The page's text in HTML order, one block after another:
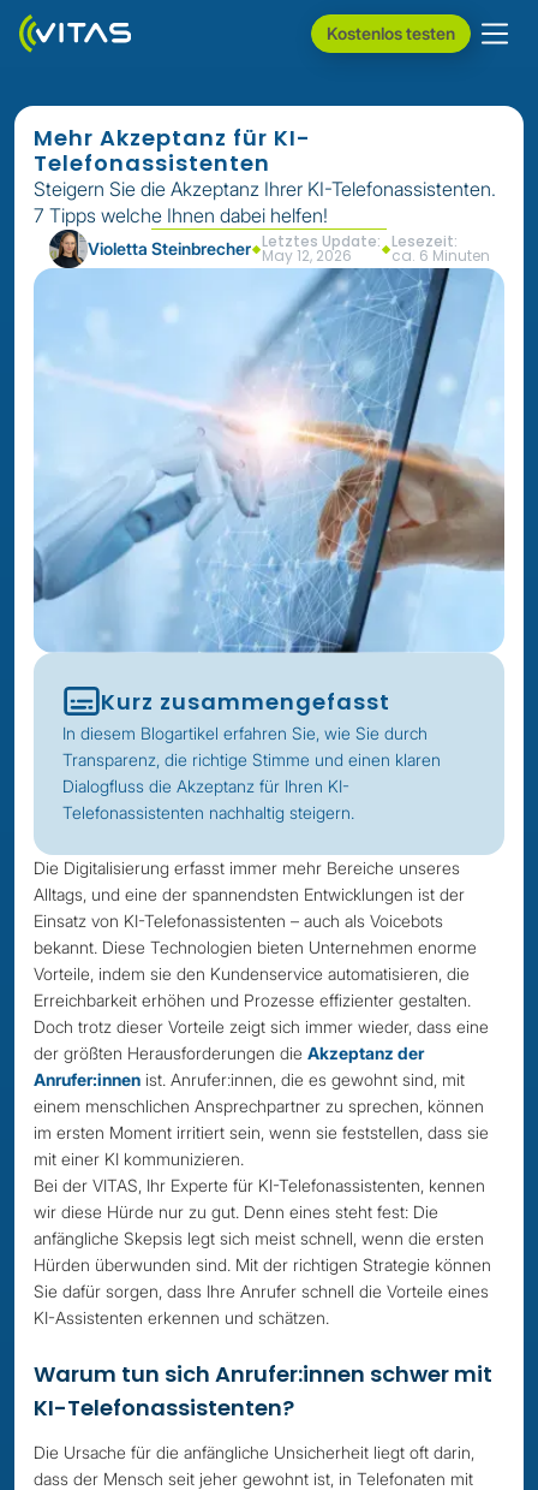
Kostenlos testen
Mehr Akzeptanz für KI-
Telefonassistenten
Steigern Sie die Akzeptanz Ihrer KI-Telefonassistenten.
7 Tipps welche Ihnen dabei helfen!
Violetta Steinbrecher Letztes Update:
May 12, 2026
Lesezeit:
ca. 6 Minuten
Kurz zusammengefasst
In diesem Blogartikel erfahren Sie, wie Sie durch
Transparenz, die richtige Stimme und einen klaren
Dialogfluss die Akzeptanz für Ihren KI-
Telefonassistenten nachhaltig steigern.
Die Digitalisierung erfasst immer mehr Bereiche unseres
Alltags, und eine der spannendsten Entwicklungen ist der
Einsatz von KI-Telefonassistenten – auch als Voicebots
bekannt. Diese Technologien bieten Unternehmen enorme
Vorteile, indem sie den Kundenservice automatisieren, die
Erreichbarkeit erhöhen und Prozesse effizienter gestalten.
Doch trotz dieser Vorteile zeigt sich immer wieder, dass eine
der größten Herausforderungen die Akzeptanz der
Anrufer:innen ist. Anrufer:innen, die es gewohnt sind, mit
einem menschlichen Ansprechpartner zu sprechen, können
im ersten Moment irritiert sein, wenn sie feststellen, dass sie
mit einer KI kommunizieren.
Bei der VITAS, Ihr Experte für KI-Telefonassistenten, kennen
wir diese Hürde nur zu gut. Denn eines steht fest: Die
anfängliche Skepsis legt sich meist schnell, wenn die ersten
Hürden überwunden sind. Mit der richtigen Strategie können
Sie dafür sorgen, dass Ihre Anrufer schnell die Vorteile eines
KI-Assistenten erkennen und schätzen.
Warum tun sich Anrufer:innen schwer mit
KI-Telefonassistenten?
Die Ursache für die anfängliche Unsicherheit liegt oft darin,
dass der Mensch seit jeher gewohnt ist, in Telefonaten mit